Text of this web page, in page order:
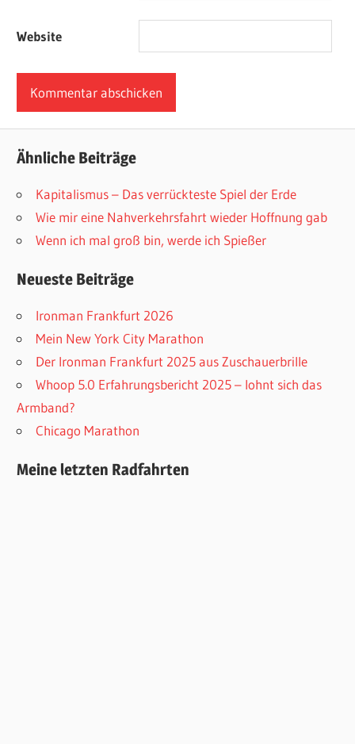
Website
Ähnliche Beiträge
Kapitalismus – Das verrückteste Spiel der Erde
Wie mir eine Nahverkehrsfahrt wieder Hoffnung gab
Wenn ich mal groß bin, werde ich Spießer
Neueste Beiträge
Ironman Frankfurt 2026
Mein New York City Marathon
Der Ironman Frankfurt 2025 aus Zuschauerbrille
Whoop 5.0 Erfahrungsbericht 2025 – lohnt sich das
Armband?
Chicago Marathon
Meine letzten Radfahrten